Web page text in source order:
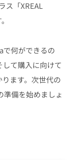
ス「XREAL
で何ができるの
して購入に向けて
ます。次世代の
準備を始めましょ